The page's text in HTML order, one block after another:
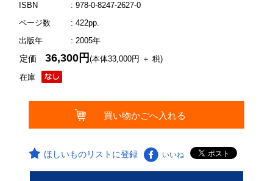
ISBN
: 978-0-8247-2627-0
ページ数
: 422pp.
出版年
: 2005年
在庫
定価36,300円(本体33,000円 ＋ 税)
ほしいものリストに登録 いいね